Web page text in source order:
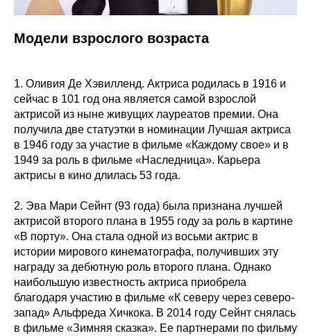
Модели взрослого возраста
1. Оливия Де Хэвилленд. Актриса родилась в 1916 и
сейчас в 101 год она является самой взрослой
актрисой из ныне живущих лауреатов премии. Она
получила две статуэтки в номинации Лучшая актриса
в 1946 году за участие в фильме «Каждому свое» и в
1949 за роль в фильме «Наследница». Карьера
актрисы в кино длилась 53 года.
2. Эва Мари Сейнт (93 года) была признана лучшей
актрисой второго плана в 1955 году за роль в картине
«В порту». Она стала одной из восьми актрис в
истории мирового кинематографа, получивших эту
награду за дебютную роль второго плана. Однако
наибольшую известность актриса приобрела
благодаря участию в фильме «К северу через северо-
запад» Альфреда Хичкока. В 2014 году Сейнт снялась
в фильме «Зимняя сказка». Ее партнерами по фильму